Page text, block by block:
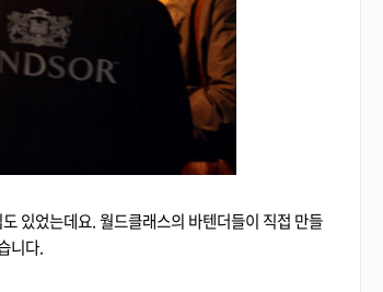
있었는데요. 월드클래스의 바텐더들이 직접 만들
니다.